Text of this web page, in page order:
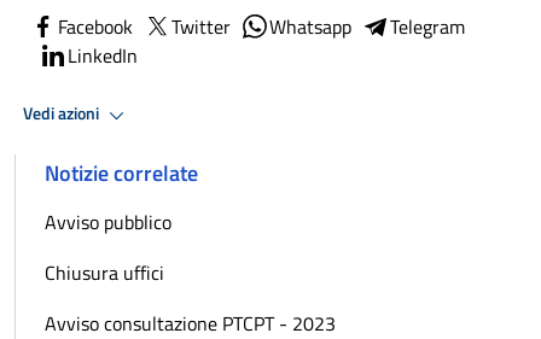
Facebook Twitter Whatsapp
Telegram
LinkedIn
Vedi azioni
Notizie correlate
Avviso pubblico
Chiusura uffici
Avviso consultazione PTCPT - 2023